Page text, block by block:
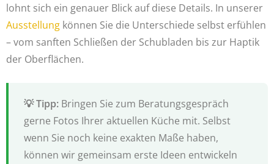
lohnt sich ein genauer Blick auf diese Details. In unserer
Ausstellung können Sie die Unterschiede selbst erfühlen
– vom sanften Schließen der Schubladen bis zur Haptik
der Oberflächen.
Bringen Sie zum Beratungsgespräch
gerne Fotos Ihrer aktuellen Küche mit. Selbst
wenn Sie noch keine exakten Maße haben,
können wir gemeinsam erste Ideen entwickeln